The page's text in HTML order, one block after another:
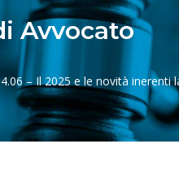
Avvocato
– Il 2025 e le novità inerenti